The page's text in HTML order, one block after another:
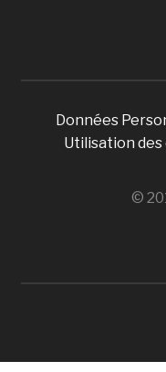
Données
Utilisation
©